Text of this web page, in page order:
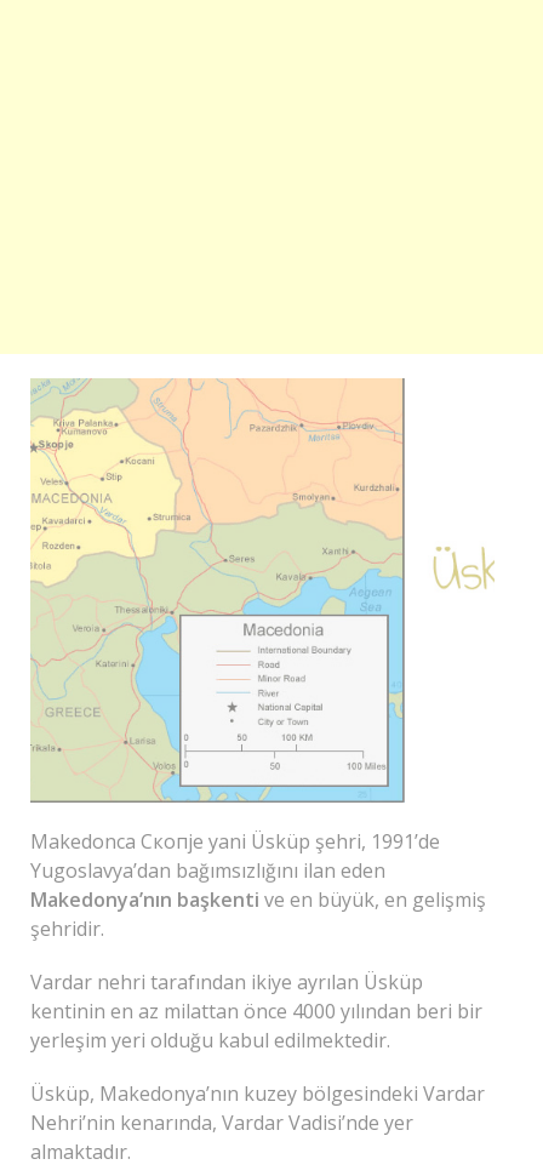
Makedonca Скопjе yani Üsküp şehri, 1991’de
Yugoslavya’dan bağımsızlığını ilan eden
Makedonya’nın başkenti ve en büyük, en gelişmiş
şehridir.
Vardar nehri tarafından ikiye ayrılan Üsküp
kentinin en az milattan önce 4000 yılından beri bir
yerleşim yeri olduğu kabul edilmektedir.
Üsküp, Makedonya’nın kuzey bölgesindeki Vardar
Nehri’nin kenarında, Vardar Vadisi’nde yer
almaktadır.